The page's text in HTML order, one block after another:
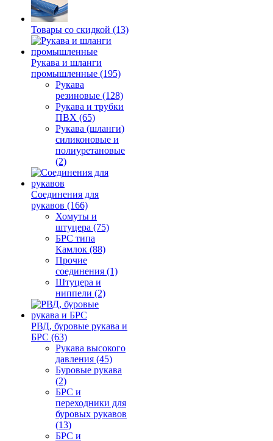
Товары со скидкой (13)
Рукава и шланги
промышленные (195)
Рукава
резиновые (128)
Рукава и трубки
ПВХ (65)
Рукава (шланги)
силиконовые и
полиуретановые
(2)
Соединения для
рукавов (166)
Хомуты и
штуцера (75)
БРС типа
Камлок (88)
Прочие
соединения (1)
Штуцера и
ниппели (2)
РВД, буровые рукава и
БРС (63)
Рукава высокого
давления (45)
Буровые рукава
(2)
БРС и
переходники для
буровых рукавов
(13)
БРС и